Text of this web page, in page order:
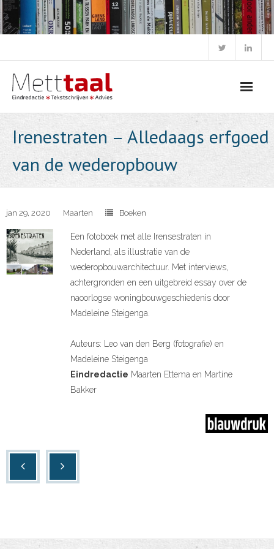
Skip
to
content
Irenestraten – Alledaags erfgoed
van de wederopbouw
jan 29, 2020 Maarten Boeken
Een fotoboek met alle Irensestraten in
Nederland, als illustratie van de
wederopbouwarchitectuur. Met interviews,
achtergronden en een uitgebreid essay over de
naoorlogse woningbouwgeschiedenis door
Madeleine Steigenga.
Auteurs: Leo van den Berg (fotografie) en
Madeleine Steigenga
Eindredactie Maarten Ettema en Martine
Bakker